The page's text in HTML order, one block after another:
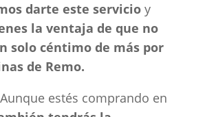
darte este servicioy
la ventaja de que no
solo céntimo de más por
de Remo.
estés comprando en